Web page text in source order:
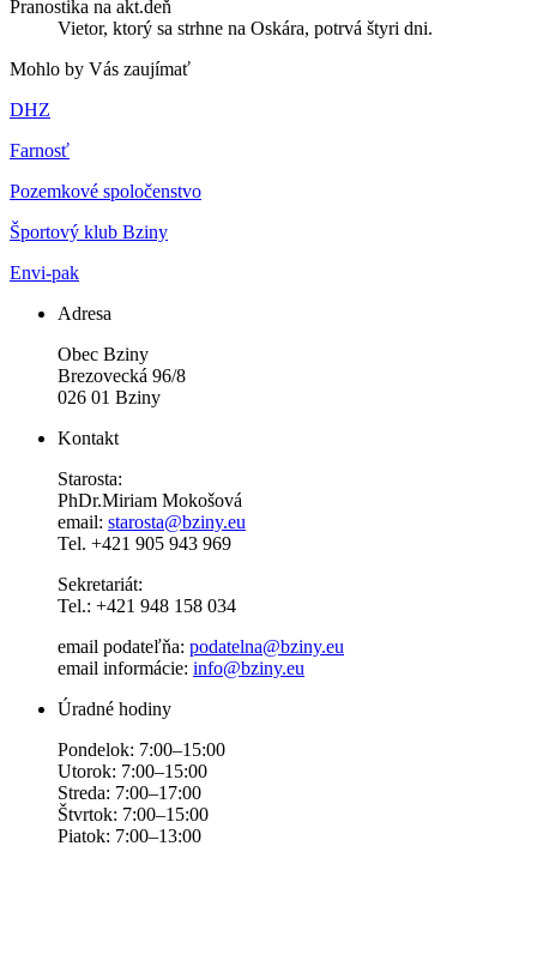
Pranostika na akt.deň
Vietor, ktorý sa strhne na Oskára, potrvá štyri dni.
Mohlo by Vás zaujímať
DHZ
Farnosť
Pozemkové spoločenstvo
Športový klub Bziny
Envi-pak
Adresa
Obec Bziny
Brezovecká 96/8
026 01 Bziny
Kontakt
Starosta:
PhDr.Miriam Mokošová
email: starosta@bziny.eu
Tel. +421 905 943 969
Sekretariát:
Tel.: +421 948 158 034
email podateľňa: podatelna@bziny.eu
email informácie: info@bziny.eu
Úradné hodiny
Pondelok: 7:00–15:00
Utorok: 7:00–15:00
Streda: 7:00–17:00
Štvrtok: 7:00–15:00
Piatok: 7:00–13:00